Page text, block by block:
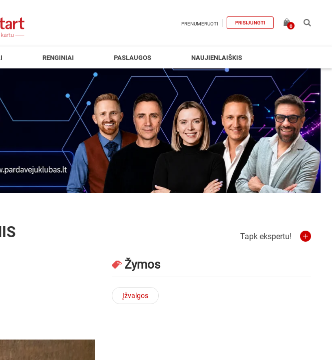
PRENUMERUOTI PRISIJUNGTI
0
RENGINIAI PASLAUGOS NAUJIENLAIŠKIS
Tapk ekspertu!
Žymos
Įžvalgos